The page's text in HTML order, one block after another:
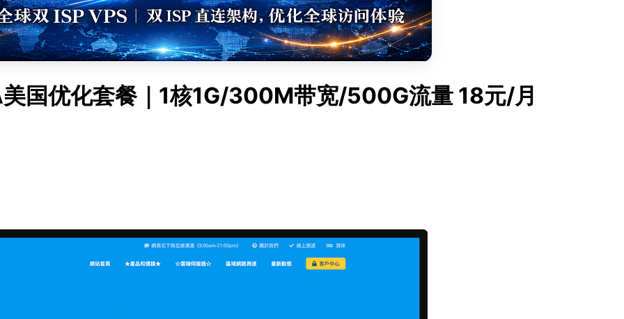
国优化套餐｜1核1G/300M带宽/500G流量 18元/月